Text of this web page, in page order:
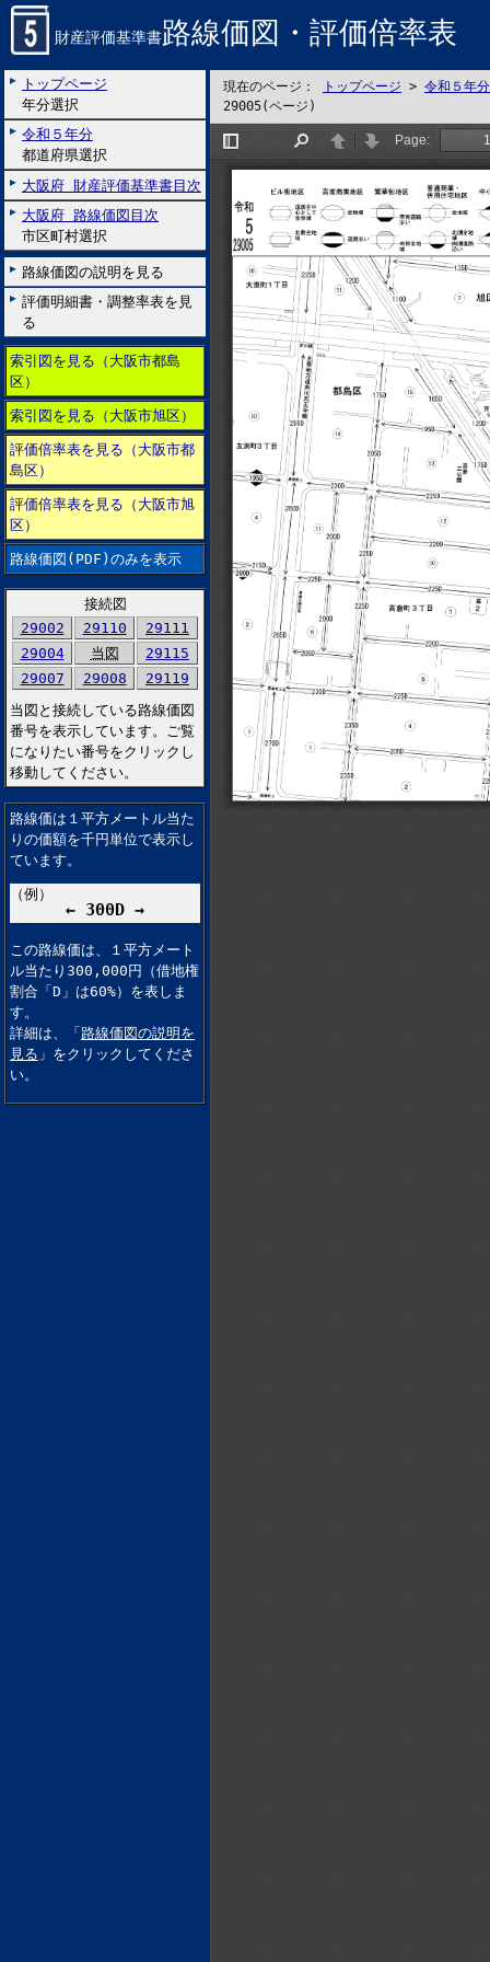
財産評価基準書路線価図・評価倍率表
トップページ
年分選択
令和５年分
都道府県選択
大阪府 財産評価基準書目次
大阪府 路線価図目次
市区町村選択
路線価図の説明を見る
評価明細書・調整率表を見
る
索引図を見る（大阪市都島
区）
索引図を見る（大阪市旭区）
評価倍率表を見る（大阪市都
島区）
評価倍率表を見る（大阪市旭
区）
路線価図(PDF)のみを表示
接続図
29002
29110
29111
29004
当図
29115
29007
29008
29119
当図と接続している路線価図
番号を表示しています。ご覧
になりたい番号をクリックし
移動してください。
路線価は１平方メートル当た
りの価額を千円単位で表示し
ています。
（例）
← 300D →
この路線価は、１平方メート
ル当たり300,000円（借地権
割合「D」は60%）を表しま
す。
詳細は、「 路線価図の説明を
見る 」をクリックしてくださ
い。
現在のページ： トップページ > 令和５年分
29005(ページ)